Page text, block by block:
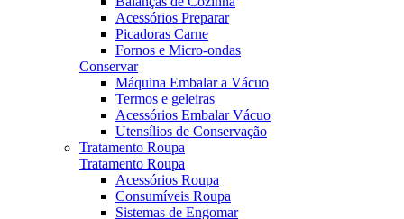
Acessórios Preparar
Picadoras Carne
Fornos e Micro-ondas
Conservar
Máquina Embalar a Vácuo
Termos e geleiras
Acessórios Embalar Vácuo
Utensílios de Conservação
Tratamento Roupa
Tratamento Roupa
Acessórios Roupa
Consumíveis Roupa
Sistemas de Engomar